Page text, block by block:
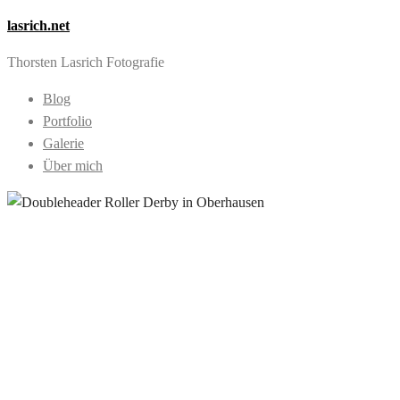
lasrich.net
Thorsten Lasrich Fotografie
Blog
Portfolio
Galerie
Über mich